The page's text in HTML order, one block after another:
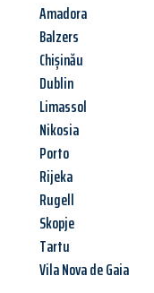
Amadora
Balzers
Chișinău
Dublin
Limassol
Nikosia
Porto
Rijeka
Rugell
Skopje
Tartu
Vila Nova de Gaia